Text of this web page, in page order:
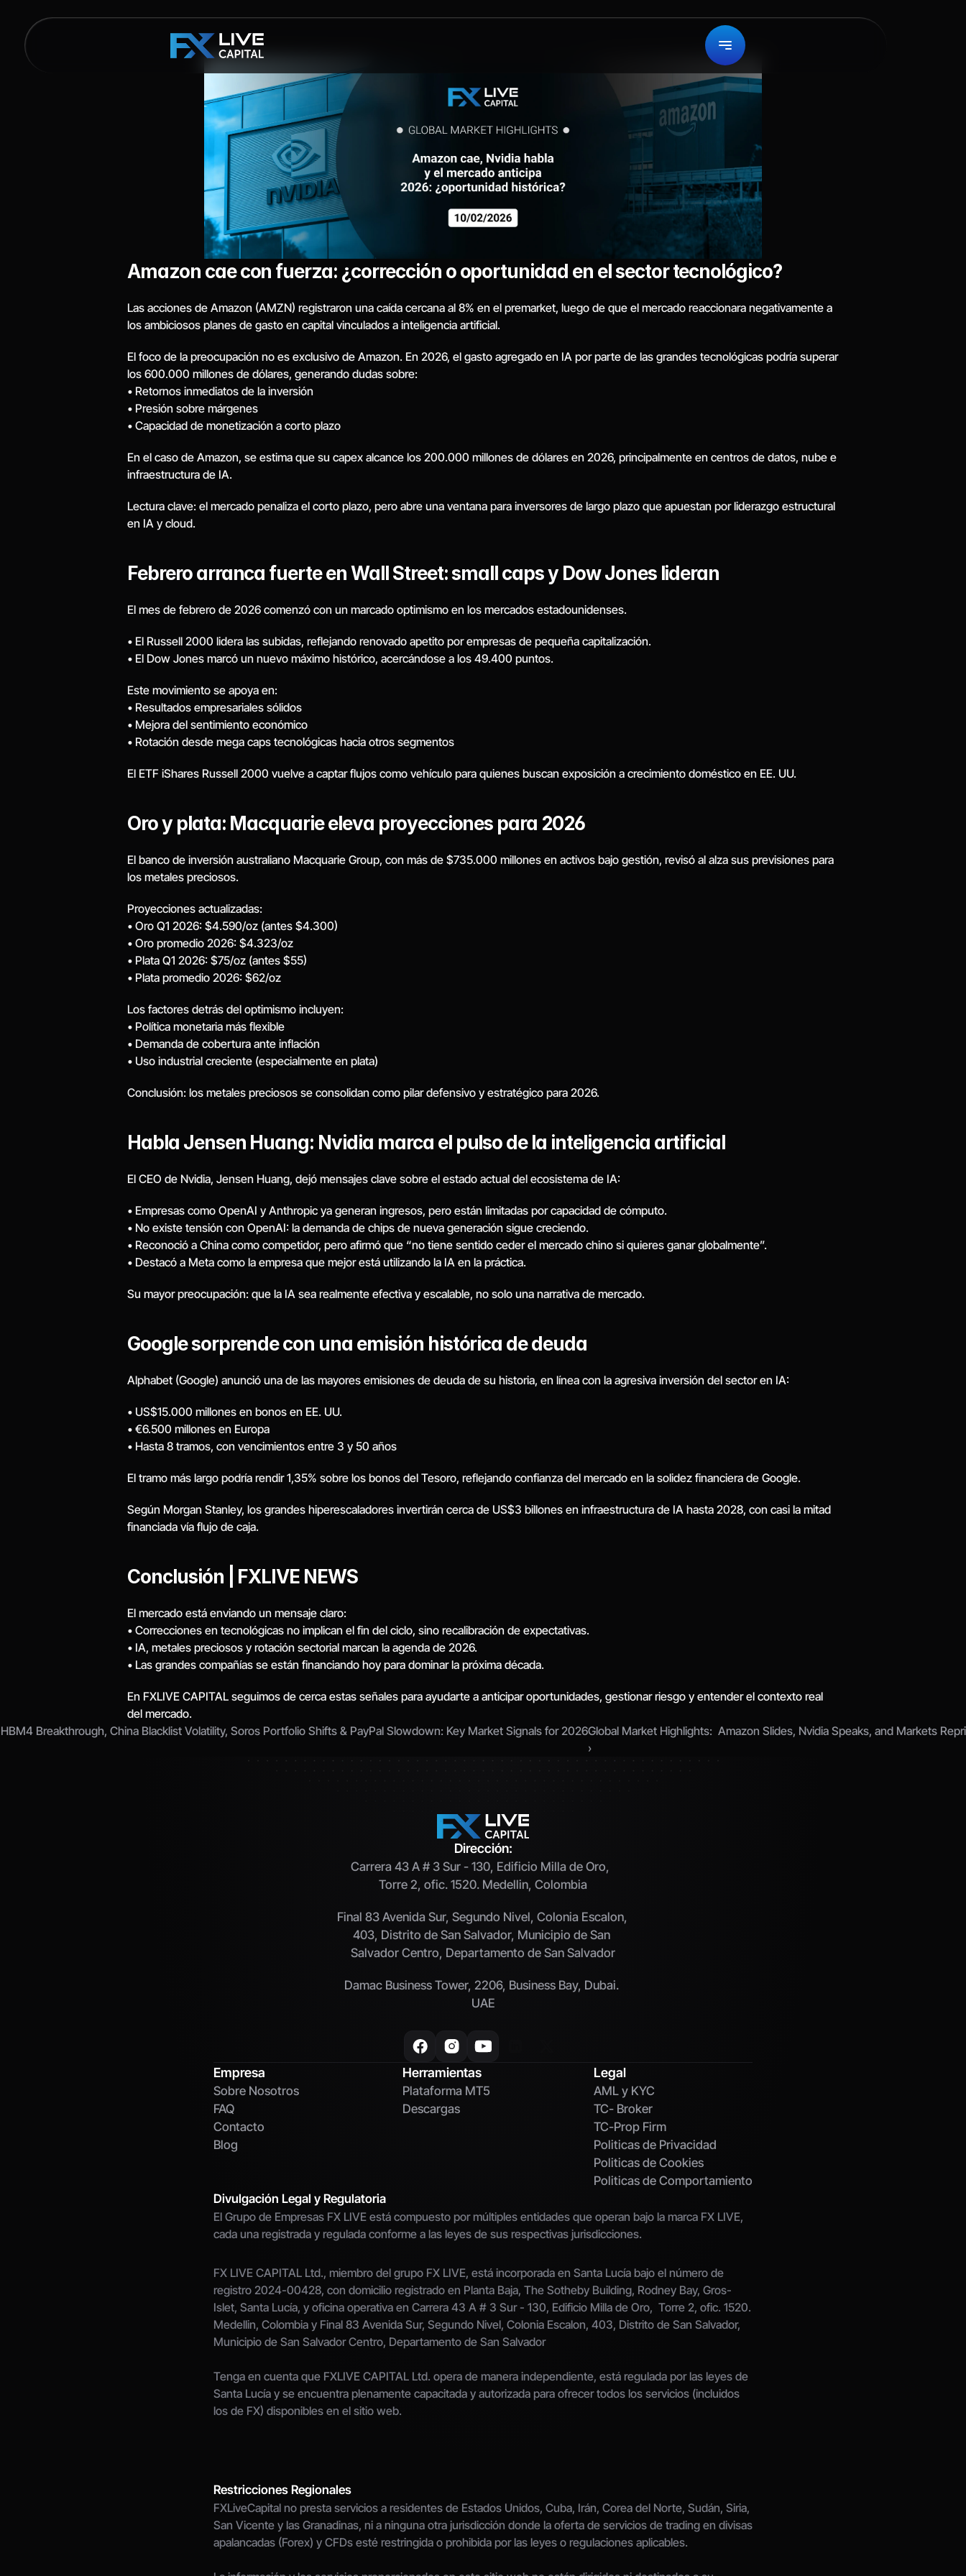
Amazon cae con fuerza: ¿corrección o oportunidad en el sector tecnológico?
Las acciones de Amazon (AMZN) registraron una caída cercana al 8% en el premarket, luego de que el mercado reaccionara negativamente a
los ambiciosos planes de gasto en capital vinculados a inteligencia artificial.
El foco de la preocupación no es exclusivo de Amazon. En 2026, el gasto agregado en IA por parte de las grandes tecnológicas podría superar
los 600.000 millones de dólares, generando dudas sobre:
• Retornos inmediatos de la inversión
• Presión sobre márgenes
• Capacidad de monetización a corto plazo
En el caso de Amazon, se estima que su capex alcance los 200.000 millones de dólares en 2026, principalmente en centros de datos, nube e
infraestructura de IA.
Lectura clave: el mercado penaliza el corto plazo, pero abre una ventana para inversores de largo plazo que apuestan por liderazgo estructural
en IA y cloud.
Febrero arranca fuerte en Wall Street: small caps y Dow Jones lideran
El mes de febrero de 2026 comenzó con un marcado optimismo en los mercados estadounidenses.
• El Russell 2000 lidera las subidas, reflejando renovado apetito por empresas de pequeña capitalización.
• El Dow Jones marcó un nuevo máximo histórico, acercándose a los 49.400 puntos.
Este movimiento se apoya en:
• Resultados empresariales sólidos
• Mejora del sentimiento económico
• Rotación desde mega caps tecnológicas hacia otros segmentos
El ETF iShares Russell 2000 vuelve a captar flujos como vehículo para quienes buscan exposición a crecimiento doméstico en EE. UU.
Oro y plata: Macquarie eleva proyecciones para 2026
El banco de inversión australiano Macquarie Group, con más de $735.000 millones en activos bajo gestión, revisó al alza sus previsiones para
los metales preciosos.
Proyecciones actualizadas:
• Oro Q1 2026: $4.590/oz (antes $4.300)
• Oro promedio 2026: $4.323/oz
• Plata Q1 2026: $75/oz (antes $55)
• Plata promedio 2026: $62/oz
Los factores detrás del optimismo incluyen:
• Política monetaria más flexible
• Demanda de cobertura ante inflación
• Uso industrial creciente (especialmente en plata)
Conclusión: los metales preciosos se consolidan como pilar defensivo y estratégico para 2026.
Habla Jensen Huang: Nvidia marca el pulso de la inteligencia artificial
El CEO de Nvidia, Jensen Huang, dejó mensajes clave sobre el estado actual del ecosistema de IA:
• Empresas como OpenAI y Anthropic ya generan ingresos, pero están limitadas por capacidad de cómputo.
• No existe tensión con OpenAI: la demanda de chips de nueva generación sigue creciendo.
• Reconoció a China como competidor, pero afirmó que “no tiene sentido ceder el mercado chino si quieres ganar globalmente”.
• Destacó a Meta como la empresa que mejor está utilizando la IA en la práctica.
Su mayor preocupación: que la IA sea realmente efectiva y escalable, no solo una narrativa de mercado.
Google sorprende con una emisión histórica de deuda
Alphabet (Google) anunció una de las mayores emisiones de deuda de su historia, en línea con la agresiva inversión del sector en IA:
• US$15.000 millones en bonos en EE. UU.
• €6.500 millones en Europa
• Hasta 8 tramos, con vencimientos entre 3 y 50 años
El tramo más largo podría rendir 1,35% sobre los bonos del Tesoro, reflejando confianza del mercado en la solidez financiera de Google.
Según Morgan Stanley, los grandes hiperescaladores invertirán cerca de US$3 billones en infraestructura de IA hasta 2028, con casi la mitad
financiada vía flujo de caja.
Conclusión | FXLIVE NEWS
El mercado está enviando un mensaje claro:
• Correcciones en tecnológicas no implican el fin del ciclo, sino recalibración de expectativas.
• IA, metales preciosos y rotación sectorial marcan la agenda de 2026.
• Las grandes compañías se están financiando hoy para dominar la próxima década.
En FXLIVE CAPITAL seguimos de cerca estas señales para ayudarte a anticipar oportunidades, gestionar riesgo y entender el contexto real
del mercado.
Breakthrough, China Blacklist Volatility, Soros Portfolio Shifts & PayPal Slowdown: Key Market Signals for 2026Global Market Highlights:  Amazon Slides, Nvidia Speaks, and Markets
›
Dirección:
Carrera 43 A # 3 Sur - 130, Edificio Milla de Oro,
Torre 2, ofic. 1520. Medellin, Colombia
Final 83 Avenida Sur, Segundo Nivel, Colonia Escalon,
403, Distrito de San Salvador, Municipio de San
Salvador Centro, Departamento de San Salvador
Damac Business Tower, 2206, Business Bay, Dubai.
UAE
Empresa
Sobre Nosotros
FAQ
Contacto
Blog
Herramientas
Plataforma MT5
Descargas
Legal
AML y KYC
TC- Broker
TC-Prop Firm
Politicas de Privacidad
Politicas de Cookies
Politicas de Comportamiento
Divulgación Legal y Regulatoria
El Grupo de Empresas FX LIVE está compuesto por múltiples entidades que operan bajo la marca FX LIVE,
cada una registrada y regulada conforme a las leyes de sus respectivas jurisdicciones.
FX LIVE CAPITAL Ltd., miembro del grupo FX LIVE, está incorporada en Santa Lucía bajo el número de
registro 2024-00428, con domicilio registrado en Planta Baja, The Sotheby Building, Rodney Bay, Gros-
Islet, Santa Lucía, y oficina operativa en Carrera 43 A # 3 Sur - 130, Edificio Milla de Oro,  Torre 2, ofic. 1520.
Medellin, Colombia y Final 83 Avenida Sur, Segundo Nivel, Colonia Escalon, 403, Distrito de San Salvador,
Municipio de San Salvador Centro, Departamento de San Salvador
Tenga en cuenta que FXLIVE CAPITAL Ltd. opera de manera independiente, está regulada por las leyes de
Santa Lucía y se encuentra plenamente capacitada y autorizada para ofrecer todos los servicios (incluidos
los de FX) disponibles en el sitio web.
Restricciones Regionales
FXLiveCapital no presta servicios a residentes de Estados Unidos, Cuba, Irán, Corea del Norte, Sudán, Siria,
San Vicente y las Granadinas, ni a ninguna otra jurisdicción donde la oferta de servicios de trading en divisas
apalancadas (Forex) y CFDs esté restringida o prohibida por las leyes o regulaciones aplicables.